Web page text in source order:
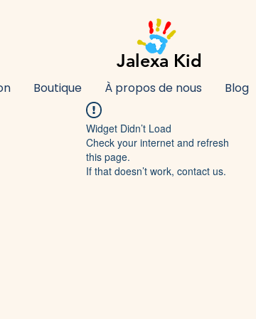
Jalexa Kid
Boutique À propos de nous Blog
Widget Didn’t Load
Check your internet and refresh
this page.
If that doesn’t work, contact us.